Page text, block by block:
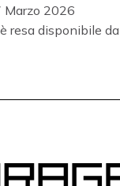
Marzo 2026
resa disponibile da